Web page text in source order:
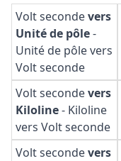
Volt secondevers
Unité de pôle-
Unité de pôle vers
Volt seconde
Volt secondevers
Kiloline- Kiloline
vers Volt seconde
Volt secondevers